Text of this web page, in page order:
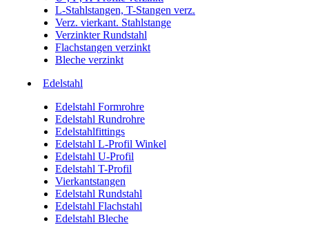
L-Stahlstangen, T-Stangen verz.
Verz. vierkant. Stahlstange
Verzinkter Rundstahl
Flachstangen verzinkt
Bleche verzinkt
Edelstahl
Edelstahl Formrohre
Edelstahl Rundrohre
Edelstahlfittings
Edelstahl L-Profil Winkel
Edelstahl U-Profil
Edelstahl T-Profil
Vierkantstangen
Edelstahl Rundstahl
Edelstahl Flachstahl
Edelstahl Bleche